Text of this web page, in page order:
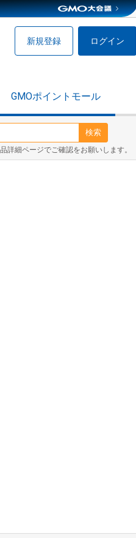
新規登録 ログイン
GMOポイントモール
検索
細ページでご確認をお願いします。